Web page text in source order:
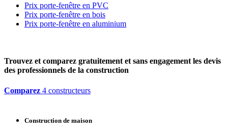
Prix porte-fenêtre en PVC
Prix porte-fenêtre en bois
Prix porte-fenêtre en aluminium
Trouvez et comparez gratuitement et sans engagement les devis
des professionnels de la construction
Comparez 4 constructeurs
Construction de maison